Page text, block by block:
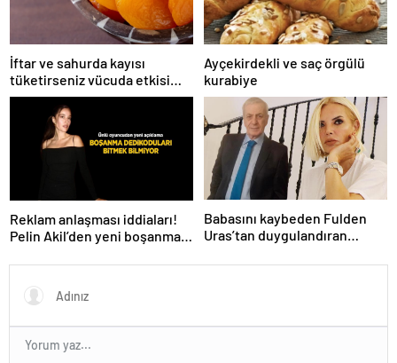
İftar ve sahurda kayısı
tüketirseniz vücuda etkisi
inanılmaz
Ayçekirdekli ve saç örgülü
kurabiye
Reklam anlaşması iddiaları!
Pelin Akil’den yeni boşanma
Babasını kaybeden Fulden
Uras’tan duygulandıran